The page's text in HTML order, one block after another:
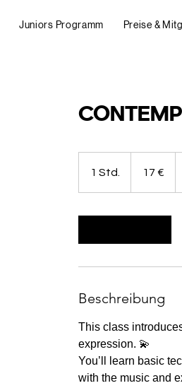
Juniors Programm Preise &
1 Std. 17 €
Beschreibung
This class
expression. 💫
You’ll learn basic
with the music and